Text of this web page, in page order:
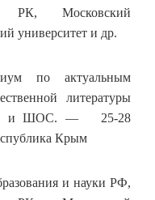
РК, Московский
университет и др.
по актуальным
литературы
и ШОС. — 25-28
Крым
и науки РФ,